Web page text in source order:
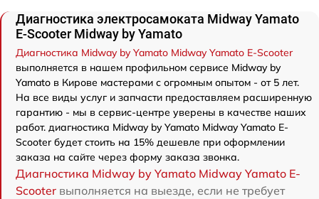
Диагностика электросамоката Midway Yamato
E-Scooter Midway by Yamato
Диагностика Midway by Yamato Midway Yamato E-Scooter
выполняется в нашем профильном сервисе Midway by
Yamato в Кирове мастерами с огромным опытом - от 5 лет.
На все виды услуг и запчасти предоставляем расширенную
гарантию - мы в сервис-центре уверены в качестве наших
работ. диагностика Midway by Yamato Midway Yamato E-
Scooter будет стоить на 15% дешевле при оформлении
заказа на сайте через форму заказа звонка.
Диагностика Midway by Yamato Midway Yamato E-
Scooter выполняется на выезде, если не требует